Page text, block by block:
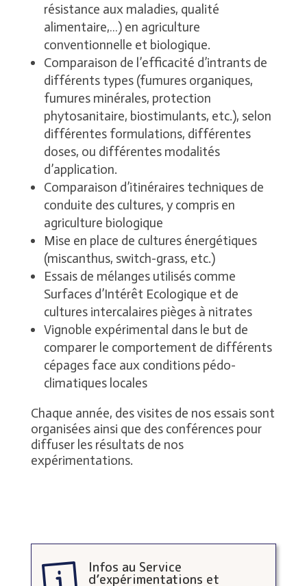
résistance aux maladies, qualité
alimentaire,…) en agriculture
conventionnelle et biologique.
Comparaison de l’efficacité d’intrants de
différents types (fumures organiques,
fumures minérales, protection
phytosanitaire, biostimulants, etc.), selon
différentes formulations, différentes
doses, ou différentes modalités
d’application.
Comparaison d’itinéraires techniques de
conduite des cultures, y compris en
agriculture biologique
Mise en place de cultures énergétiques
(miscanthus, switch-grass, etc.)
Essais de mélanges utilisés comme
Surfaces d’Intérêt Ecologique et de
cultures intercalaires pièges à nitrates
Vignoble expérimental dans le but de
comparer le comportement de différents
cépages face aux conditions pédo-
climatiques locales
Chaque année, des visites de nos essais sont
organisées ainsi que des conférences pour
diffuser les résultats de nos
expérimentations.
Infos au Service
d’expérimentations et